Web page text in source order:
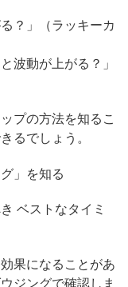
？」（ラッキーカ
波動が上がる？」
プの方法を知るこ
るでしょう。
」を知る
ベストなタイミ
果になることがあ
ジングで確認しま